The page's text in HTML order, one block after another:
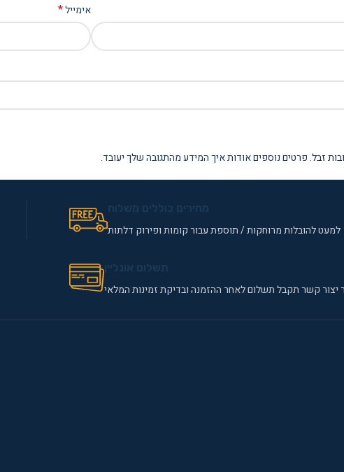
אימייל*
פרטים נוספים אודות איך המידע מהתגובה שלך יעובד.
למעט להובלות מרוחקות / תוספת עבור קומות ופירוק דלתות
יצור קשר תקבל תשלום לאחר ההזמנה ובדיקת זמינות המלאי